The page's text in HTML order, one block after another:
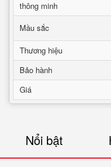
thông minh
Mầu sắc
Thương hiệu
Bảo hành
Giá
Nổi bật